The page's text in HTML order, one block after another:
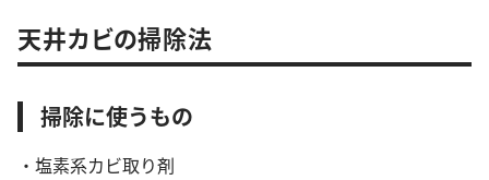
天井カビの掃除法
掃除に使うもの
・塩素系カビ取り剤